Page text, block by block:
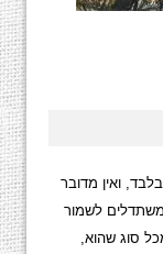
ואין מדובר
משתדלים לשמור
סוג שהוא,